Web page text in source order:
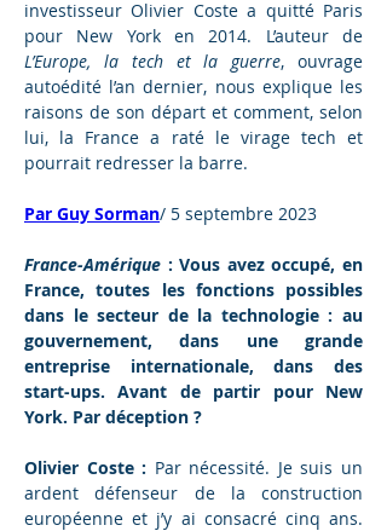
investisseur Olivier Coste a quitté Paris
L’Europe, la tech et la guerre, ouvrage
autoédité l’an dernier, nous explique les
raisons de son départ et comment, selon
lui, la France a raté le virage tech et
pourrait redresser la barre.
Par Guy Sorman/ 5 septembre 2023
France-Amérique : Vous avez occupé, en
France, toutes les fonctions possibles
dans le secteur de la technologie : au
gouvernement, dans une grande
entreprise internationale, dans des
start-ups. Avant de partir pour New
York. Par déception ?
Olivier Coste : Par nécessité. Je suis un
ardent défenseur de la construction
européenne et j’y ai consacré cinq ans.